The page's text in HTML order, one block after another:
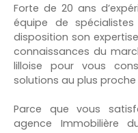
Forte de 20 ans
équipe de
disposition son
connaissances du
lilloise pour vous
solutions au plus
Parce que vous
agence Immobilière